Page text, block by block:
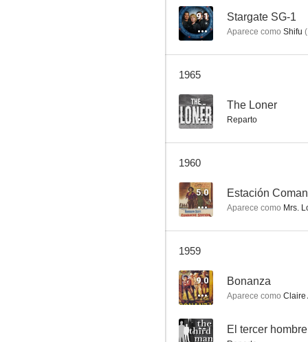
7.0
5.0
9.1 Stargate SG-1
Aparece como Shifu (
1965
-- The Loner
Reparto
1960
5.0 Estación
Aparece como Mrs.
1959
9.0 Bonanza
Aparece como Claire
-- El tercer hombre